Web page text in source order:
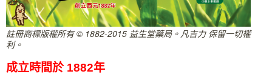
註冊商標版權所有 © 1882-2015 益生堂藥局。凡吉力 保留一切權
利。
成立時間於 1882年